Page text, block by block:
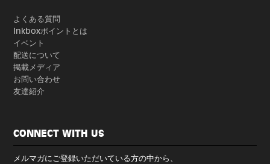
よくある質問
Inkboxポイントとは
イベント
配送について
掲載メディア
お問い合わせ
友達紹介
CONNECT WITH US
メルマガにご登録いただいている方の中から、